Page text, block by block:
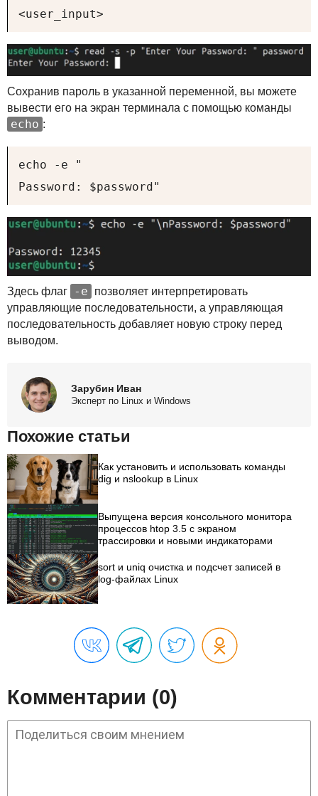
<user_input>
Сохранив пароль в указанной переменной, вы можете
вывести его на экран терминала с помощью команды
echo :
echo -e "
Password: $password"
Здесь флаг -e
позволяет интерпретировать
управляющие последовательности, а управляющая
последовательность добавляет новую строку перед
выводом.
Зарубин Иван
Эксперт по Linux и Windows
Похожие статьи
Как установить и использовать команды
dig и nslookup в Linux
Выпущена версия консольного монитора
процессов htop 3.5 с экраном
трассировки и новыми индикаторами
sort и uniq очистка и подсчет записей в
log-файлах Linux
Комментарии (0)